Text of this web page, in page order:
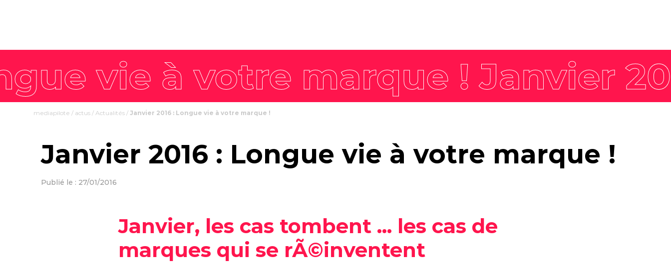
communication
Stratégie de
contenus
Social media
Communication RSE
Pack Impact
compétences de vos
équipes avec nos formations
mediapilote / actus /Actualités /Janvier 2016 : Longue vie à votre marque !
Janvier 2016 : Longue vie à votre marque !
Publié le : 27/01/2016
Janvier, les cas tombent ... les cas de
marques qui se rÃ©inventent